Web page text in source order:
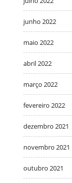
junho 2022
maio 2022
abril 2022
março 2022
fevereiro 2022
dezembro 2021
novembro 2021
outubro 2021